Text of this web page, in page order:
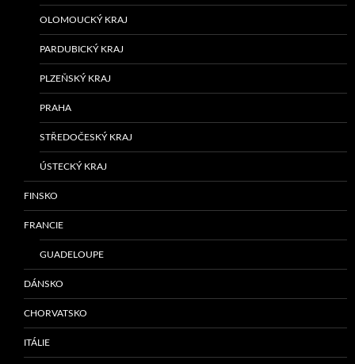
OLOMOUCKÝ KRAJ
PARDUBICKÝ KRAJ
PLZEŇSKÝ KRAJ
PRAHA
STŘEDOČESKÝ KRAJ
ÚSTECKÝ KRAJ
FINSKO
FRANCIE
GUADELOUPE
DÁNSKO
CHORVATSKO
ITÁLIE